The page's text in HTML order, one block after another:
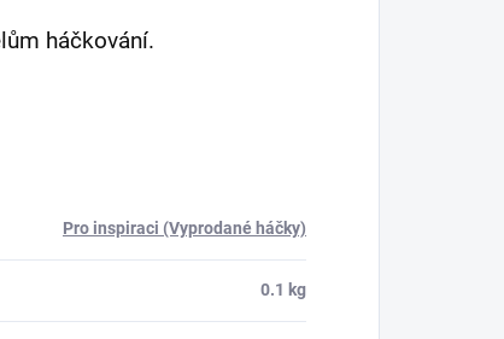
háčkování.
Pro inspiraci (Vyprodané háčky)
0.1 kg